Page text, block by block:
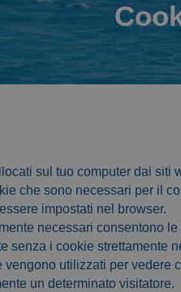
sul tuo computer dai
che sono necessari per il
impostati nel browser.
necessari consentono
senza i cookie strettamente
vengono utilizzati per
un determinato visitatore.